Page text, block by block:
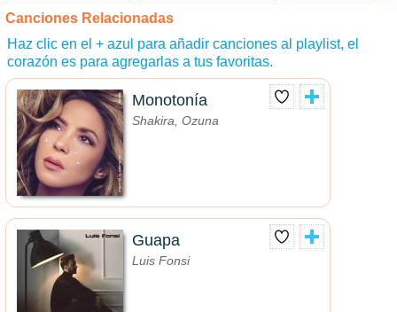
Canciones Relacionadas
Haz clic en el + azul para añadir canciones al playlist, el
corazón es para agregarlas a tus favoritas.
Monotonía
Shakira, Ozuna
Guapa
Luis Fonsi